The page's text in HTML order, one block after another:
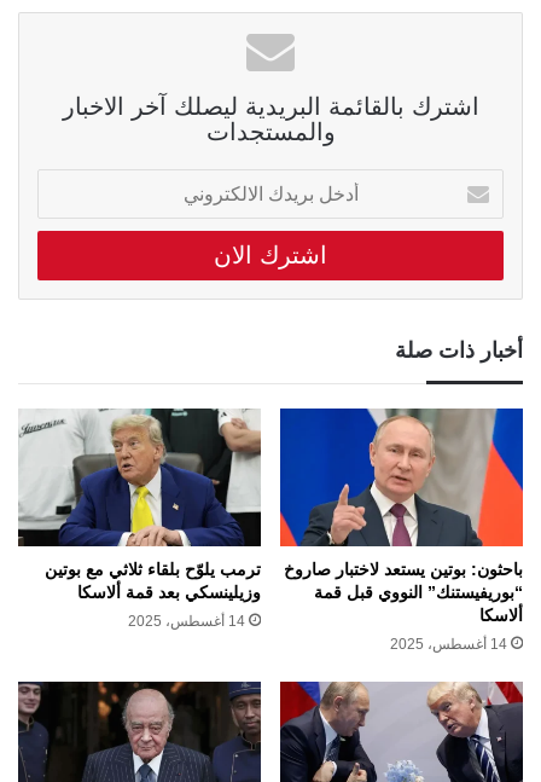
اشترك بالقائمة البريدية ليصلك آخر الاخبار
والمستجدات
أدخل
بريدك
الالكتروني
أخبار ذات صلة
باحثون: بوتين يستعد لاختبار صاروخ
“بوريفيستنك” النووي قبل قمة
ألاسكا
14 أغسطس، 2025
ترمب يلوّح بلقاء ثلاثي مع بوتين
وزيلينسكي بعد قمة ألاسكا
14 أغسطس، 2025